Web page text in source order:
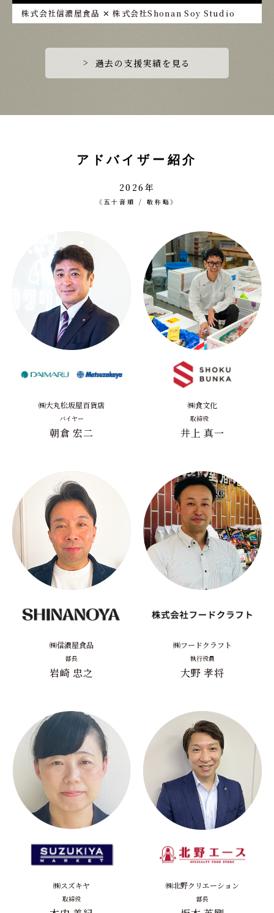
株式会社信濃屋食品 ✕ 株式会社Shonan Soy Studio
過去の支援実績を見る
アドバイザー紹介
2026年
《五十音順 / 敬称略》
㈱大丸松坂屋百貨店
バイヤー
朝倉 宏二
㈱食文化
取締役
井上 真一
㈱信濃屋食品
部長
岩崎 忠之
㈱フードクラフト
執行役員
大野 孝将
㈱スズキヤ
取締役
㈱北野クリエーション
部長